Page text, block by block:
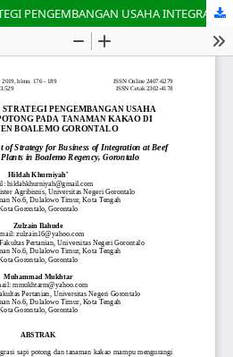
PENDAPATAN DAN STRATEGI PENGEMBANGAN USAHA INTEGRASI SAPI POTONG PADA TANAMAN KAKAO DI KABUPATEN BOALEMO GORONTALO